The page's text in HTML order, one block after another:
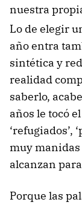
nuestra
Lo de elegir
año entra
sintética y
realidad
saberlo,
años le tocó el
‘refugiados’,
muy
alcanzan
Porque las